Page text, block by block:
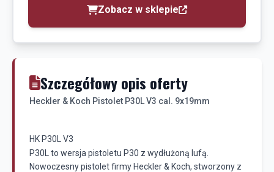
Zobacz w sklepie
Szczegółowy opis oferty
Heckler & Koch Pistolet P30L V3 cal. 9x19mm
HK P30L V3
P30L to wersja pistoletu P30 z wydłużoną lufą.
Nowoczesny pistolet firmy Heckler & Koch, stworzony z